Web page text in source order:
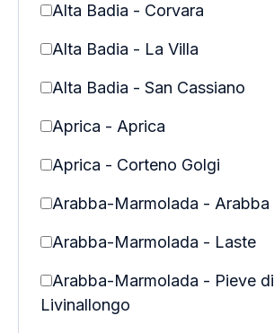
Alta Badia - Corvara
Alta Badia - La Villa
Alta Badia - San Cassiano
Aprica - Aprica
Aprica - Corteno Golgi
Arabba-Marmolada - Arabba
Arabba-Marmolada - Laste
Arabba-Marmolada - Pieve di
Livinallongo